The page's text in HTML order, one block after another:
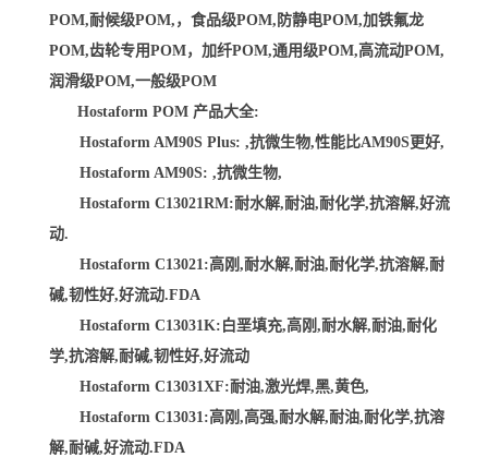
POM,耐候级POM,，食品级POM,防静电POM,加铁氟龙
POM,齿轮专用POM，加纤POM,通用级POM,高流动POM,
润滑级POM,一般级POM
Hostaform POM 产品大全:
Hostaform AM90S Plus: ,抗微生物,性能比AM90S更好,
Hostaform AM90S: ,抗微生物,
Hostaform C13021RM:耐水解,耐油,耐化学,抗溶解,好流
动.
Hostaform C13021:高刚,耐水解,耐油,耐化学,抗溶解,耐
碱,韧性好,好流动.FDA
Hostaform C13031K:白垩填充,高刚,耐水解,耐油,耐化
学,抗溶解,耐碱,韧性好,好流动
Hostaform C13031XF:耐油,激光焊,黑,黄色,
Hostaform C13031:高刚,高强,耐水解,耐油,耐化学,抗溶
解,耐碱,好流动.FDA